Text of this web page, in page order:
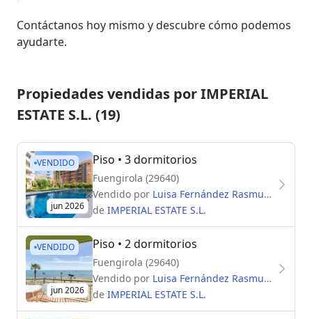
Contáctanos hoy mismo y descubre cómo podemos
ayudarte.
Propiedades vendidas por IMPERIAL
ESTATE S.L. (19)
VENDIDO
jun 2026
Piso • 3 dormitorios
Fuengirola (29640)
Vendido por Luisa Fernández Rasmussen
de IMPERIAL ESTATE S.L.
VENDIDO
jun 2026
Piso • 2 dormitorios
Fuengirola (29640)
Vendido por Luisa Fernández Rasmussen
de IMPERIAL ESTATE S.L.